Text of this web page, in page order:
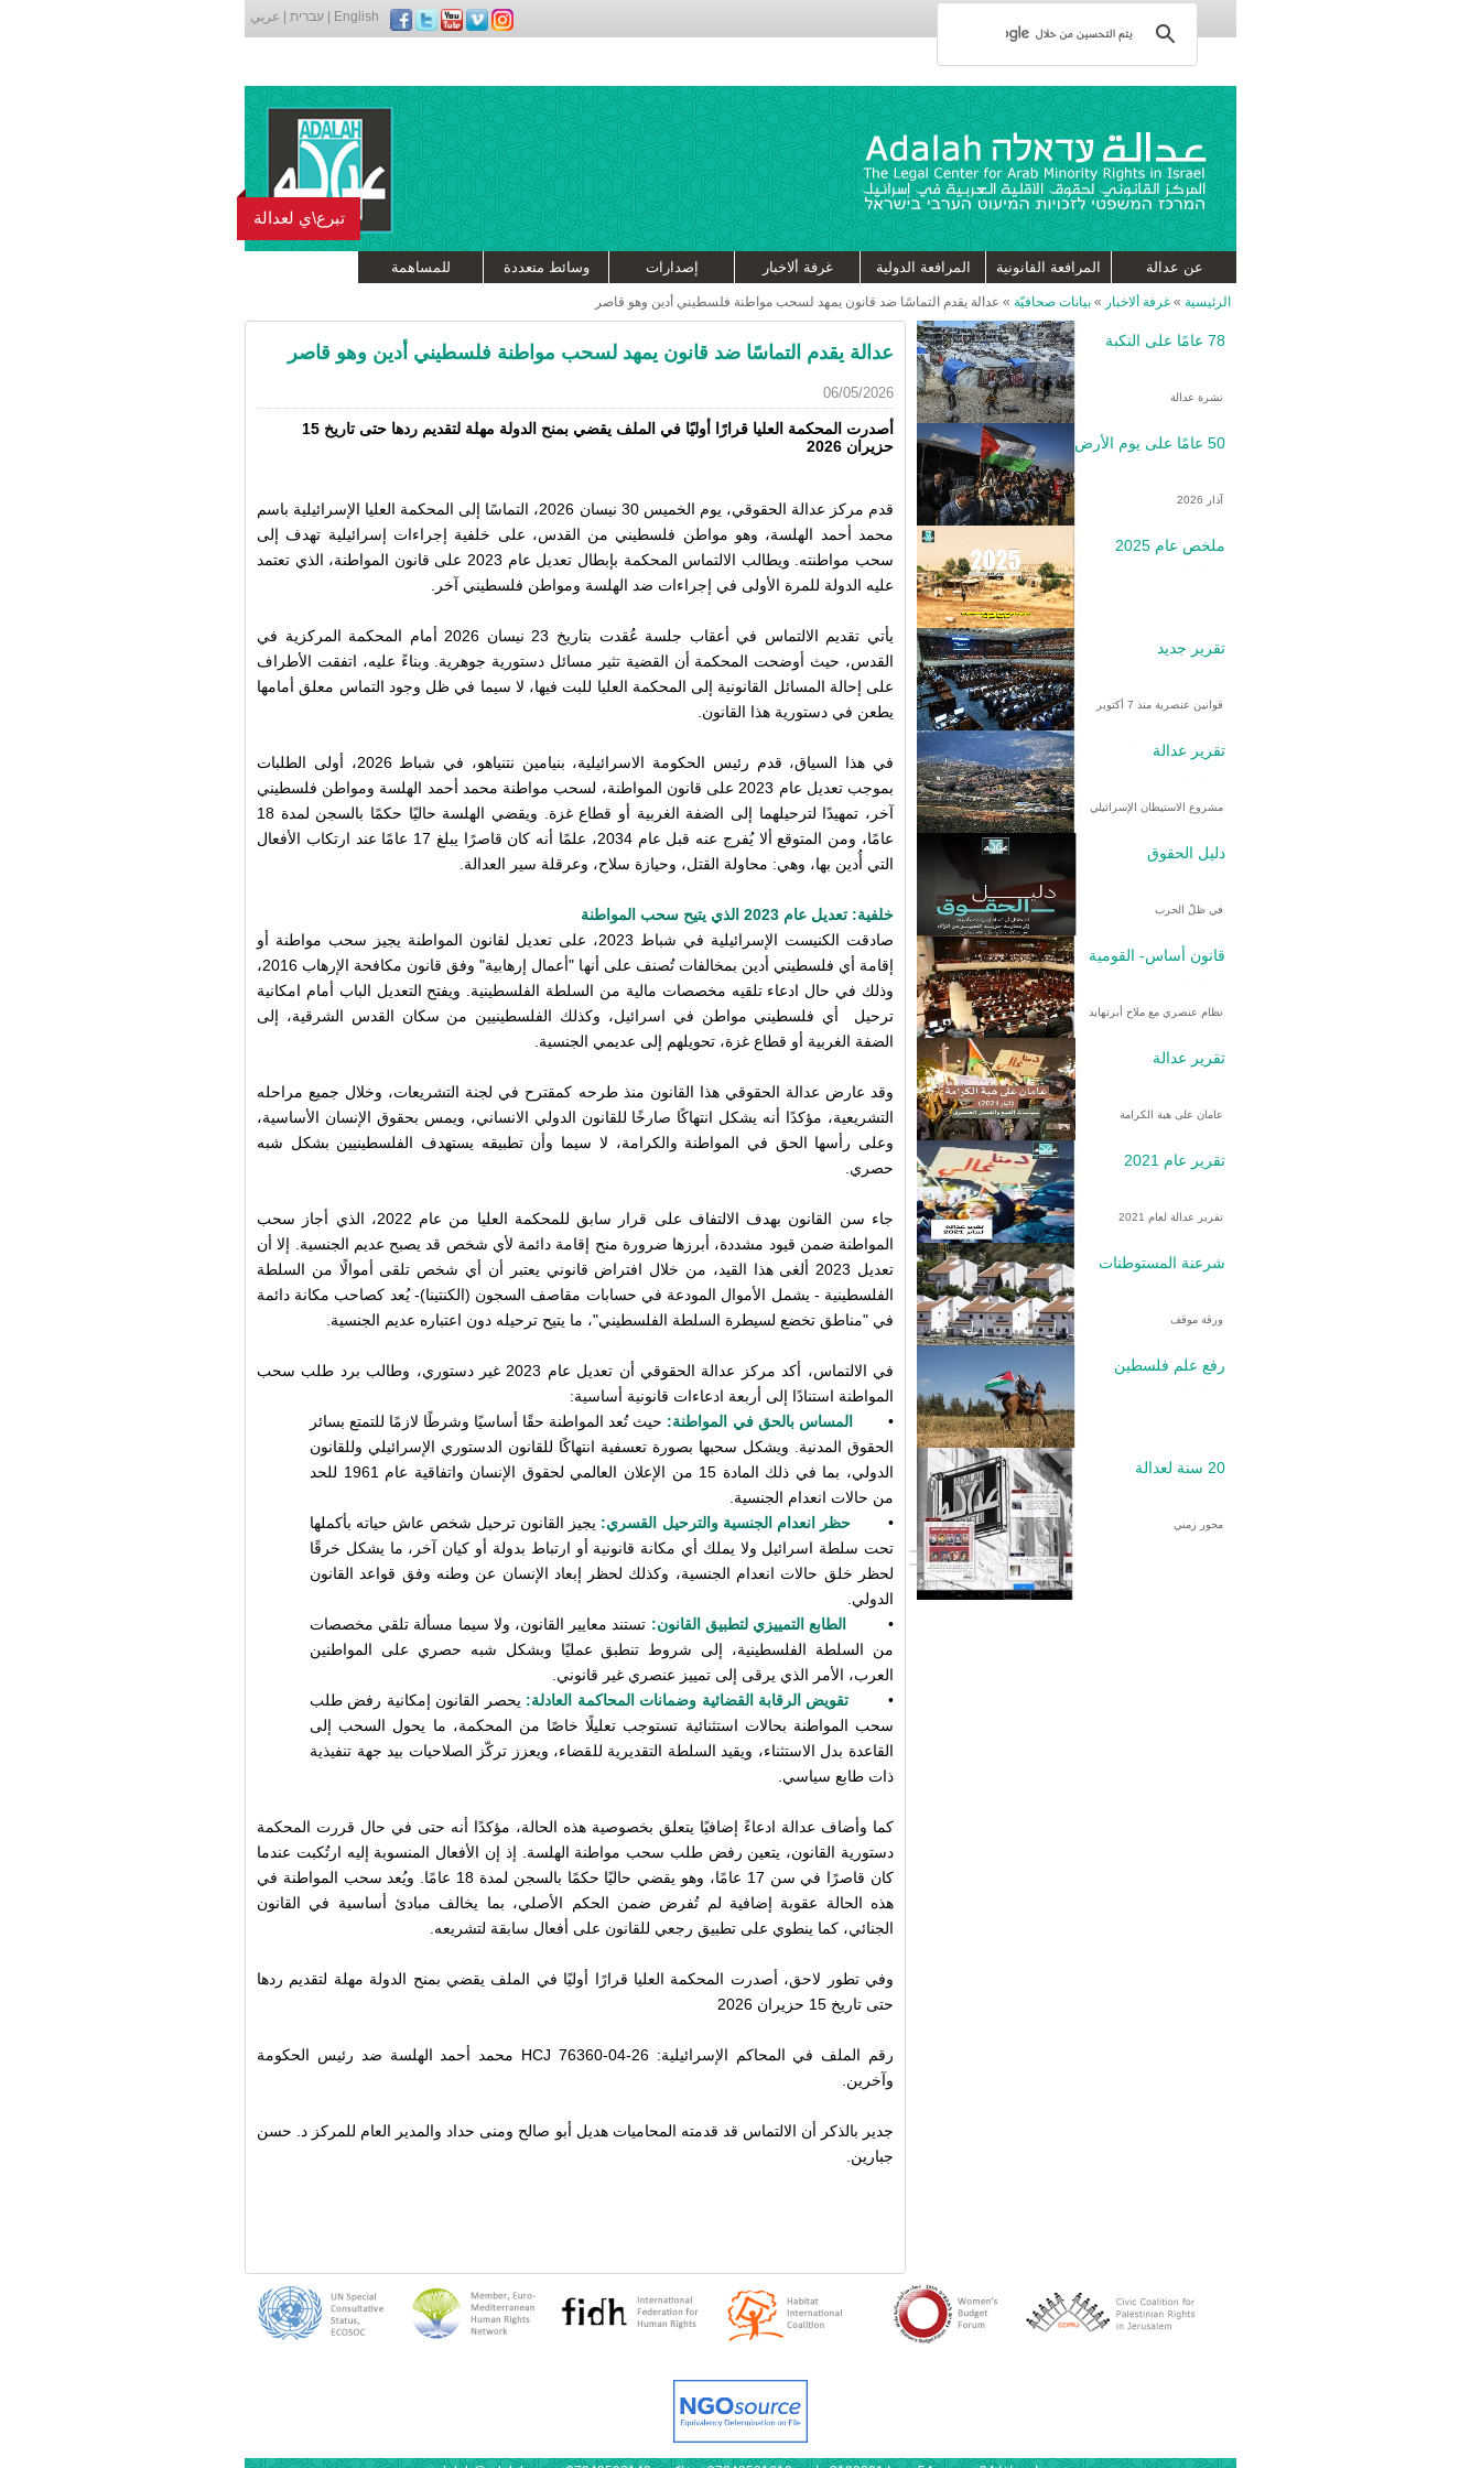
English עברית عربي
عن عدالة المرافعة القانونية المرافعة الدولية غرفة ألاخبار إصدارات وسائط متعددة للمساهمة
تبرع\ي لعدالة
الرئيسية » غرفة ألاخبار » بيانات صحافيّة » عدالة يقدم التماسًا ضد قانون يمهد لسحب مواطنة فلسطيني أدين وهو قاصر
78 عامًا على النكبة
نشرة عدالة
50 عامًا على يوم الأرض
آذار 2026
ملخص عام 2025
تقرير جديد
قوانين عنصرية منذ 7 أكتوبر
تقرير عدالة
مشروع الاستيطان الإسرائيلي
دليل الحقوق
في ظلّ الحرب
قانون أساس- القومية
نظام عنصري مع ملاح أبرتهايد
تقرير عدالة
عامان على هبة الكرامة
تقرير عام 2021
تقرير عدالة لعام 2021
شرعنة المستوطنات
ورقة موقف
رفع علم فلسطين
20 سنة لعدالة
محور زمني
عدالة يقدم التماسًا ضد قانون يمهد لسحب مواطنة فلسطيني أدين وهو قاصر
06/05/2026
أصدرت المحكمة العليا قرارًا أوليًا في الملف يقضي بمنح الدولة مهلة لتقديم ردها حتى تاريخ 15
حزيران 2026
قدم مركز عدالة الحقوقي، يوم الخميس 30 نيسان 2026، التماسًا إلى المحكمة العليا الإسرائيلية باسم
محمد أحمد الهلسة، وهو مواطن فلسطيني من القدس، على خلفية إجراءات إسرائيلية تهدف إلى
سحب مواطنته. ويطالب الالتماس المحكمة بإبطال تعديل عام 2023 على قانون المواطنة، الذي تعتمد
عليه الدولة للمرة الأولى في إجراءات ضد الهلسة ومواطن فلسطيني آخر.
يأتي تقديم الالتماس في أعقاب جلسة عُقدت بتاريخ 23 نيسان 2026 أمام المحكمة المركزية في
القدس، حيث أوضحت المحكمة أن القضية تثير مسائل دستورية جوهرية. وبناءً عليه، اتفقت الأطراف
على إحالة المسائل القانونية إلى المحكمة العليا للبت فيها، لا سيما في ظل وجود التماس معلق أمامها
يطعن في دستورية هذا القانون.
في هذا السياق، قدم رئيس الحكومة الاسرائيلية، بنيامين نتنياهو، في شباط 2026، أولى الطلبات
بموجب تعديل عام 2023 على قانون المواطنة، لسحب مواطنة محمد أحمد الهلسة ومواطن فلسطيني
آخر، تمهيدًا لترحيلهما إلى الضفة الغربية أو قطاع غزة. ويقضي الهلسة حاليًا حكمًا بالسجن لمدة 18
عامًا، ومن المتوقع ألا يُفرج عنه قبل عام 2034، علمًا أنه كان قاصرًا يبلغ 17 عامًا عند ارتكاب الأفعال
التي أُدين بها، وهي: محاولة القتل، وحيازة سلاح، وعرقلة سير العدالة.
خلفية: تعديل عام 2023 الذي يتيح سحب المواطنة
صادقت الكنيست الإسرائيلية في شباط 2023، على تعديل لقانون المواطنة يجيز سحب مواطنة أو
إقامة أي فلسطيني أدين بمخالفات تُصنف على أنها "أعمال إرهابية" وفق قانون مكافحة الإرهاب 2016،
وذلك في حال ادعاء تلقيه مخصصات مالية من السلطة الفلسطينية. ويفتح التعديل الباب أمام امكانية
ترحيل أي فلسطيني مواطن في اسرائيل، وكذلك الفلسطينيين من سكان القدس الشرقية، إلى
الضفة الغربية أو قطاع غزة، تحويلهم إلى عديمي الجنسية.
وقد عارض عدالة الحقوقي هذا القانون منذ طرحه كمقترح في لجنة التشريعات، وخلال جميع مراحله
التشريعية، مؤكدًا أنه يشكل انتهاكًا صارخًا للقانون الدولي الانساني، ويمس بحقوق الإنسان الأساسية،
وعلى رأسها الحق في المواطنة والكرامة، لا سيما وأن تطبيقه يستهدف الفلسطينيين بشكل شبه
حصري.
جاء سن القانون بهدف الالتفاف على قرار سابق للمحكمة العليا من عام 2022، الذي أجاز سحب
المواطنة ضمن قيود مشددة، أبرزها ضرورة منح إقامة دائمة لأي شخص قد يصبح عديم الجنسية. إلا أن
تعديل 2023 ألغى هذا القيد، من خلال افتراض قانوني يعتبر أن أي شخص تلقى أموالًا من السلطة
الفلسطينية - يشمل الأموال المودعة في حسابات مقاصف السجون (الكنتينا)- يُعد كصاحب مكانة دائمة
في "مناطق تخضع لسيطرة السلطة الفلسطيني"، ما يتيح ترحيله دون اعتباره عديم الجنسية.
في الالتماس، أكد مركز عدالة الحقوقي أن تعديل عام 2023 غير دستوري، وطالب برد طلب سحب
المواطنة استنادًا إلى أربعة ادعاءات قانونية أساسية:
•
المساس بالحق في المواطنة: حيث تُعد المواطنة حقًا أساسيًا وشرطًا لازمًا للتمتع بسائر
الحقوق المدنية. ويشكل سحبها بصورة تعسفية انتهاكًا للقانون الدستوري الإسرائيلي وللقانون
الدولي، بما في ذلك المادة 15 من الإعلان العالمي لحقوق الإنسان واتفاقية عام 1961 للحد
من حالات انعدام الجنسية.
•
حظر انعدام الجنسية والترحيل القسري: يجيز القانون ترحيل شخص عاش حياته بأكملها
تحت سلطة اسرائيل ولا يملك أي مكانة قانونية أو ارتباط بدولة أو كيان آخر، ما يشكل خرقًا
لحظر خلق حالات انعدام الجنسية، وكذلك لحظر إبعاد الإنسان عن وطنه وفق قواعد القانون
الدولي.
•
الطابع التمييزي لتطبيق القانون: تستند معايير القانون، ولا سيما مسألة تلقي مخصصات
من السلطة الفلسطينية، إلى شروط تنطبق عمليًا وبشكل شبه حصري على المواطنين
العرب، الأمر الذي يرقى إلى تمييز عنصري غير قانوني.
•
تقويض الرقابة القضائية وضمانات المحاكمة العادلة: يحصر القانون إمكانية رفض طلب
سحب المواطنة بحالات استثنائية تستوجب تعليلًا خاصًا من المحكمة، ما يحول السحب إلى
القاعدة بدل الاستثناء، ويقيد السلطة التقديرية للقضاء، ويعزز تركّز الصلاحيات بيد جهة تنفيذية
ذات طابع سياسي.
كما وأضاف عدالة ادعاءً إضافيًا يتعلق بخصوصية هذه الحالة، مؤكدًا أنه حتى في حال قررت المحكمة
دستورية القانون، يتعين رفض طلب سحب مواطنة الهلسة. إذ إن الأفعال المنسوبة إليه ارتُكبت عندما
كان قاصرًا في سن 17 عامًا، وهو يقضي حاليًا حكمًا بالسجن لمدة 18 عامًا. ويُعد سحب المواطنة في
هذه الحالة عقوبة إضافية لم تُفرض ضمن الحكم الأصلي، بما يخالف مبادئ أساسية في القانون
الجنائي، كما ينطوي على تطبيق رجعي للقانون على أفعال سابقة لتشريعه.
وفي تطور لاحق، أصدرت المحكمة العليا قرارًا أوليًا في الملف يقضي بمنح الدولة مهلة لتقديم ردها
حتى تاريخ 15 حزيران 2026
رقم الملف في المحاكم الإسرائيلية: HCJ 76360-04-26 محمد أحمد الهلسة ضد رئيس الحكومة
وآخرين.
جدير بالذكر أن الالتماس قد قدمته المحاميات هديل أبو صالح ومنى حداد والمدير العام للمركز د. حسن
جبارين.